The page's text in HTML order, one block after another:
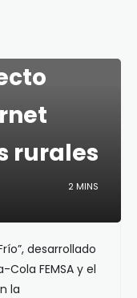
rurales
2 MINS
desarrollado
Cola FEMSA y el
la